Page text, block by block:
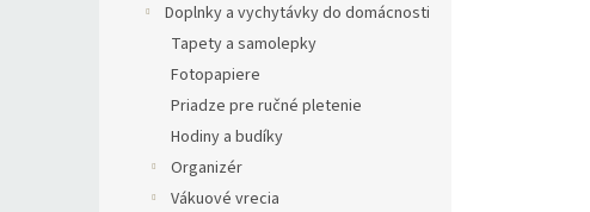
Doplnky a vychytávky do domácnosti
Tapety a samolepky
Fotopapiere
Priadze pre ručné pletenie
Hodiny a budíky
Organizér
Vákuové vrecia